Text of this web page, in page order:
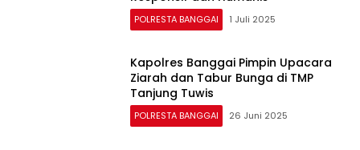
POLRESTA BANGGAI 1 Juli 2025
Kapolres Banggai Pimpin Upacara
Ziarah dan Tabur Bunga di TMP
Tanjung Tuwis
POLRESTA BANGGAI 26 Juni 2025